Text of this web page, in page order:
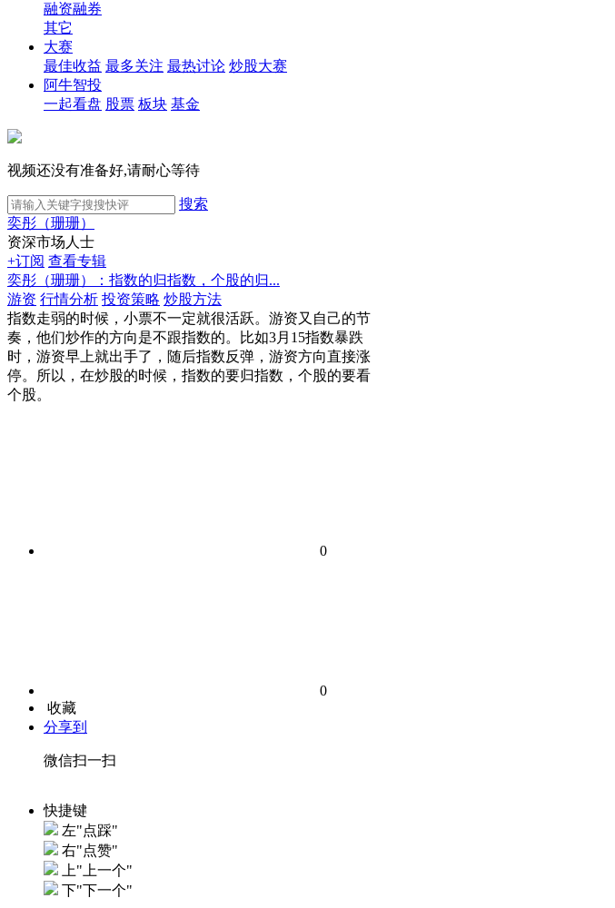
融资融券
其它
大赛
最佳收益 最多关注 最热讨论 炒股大赛
阿牛智投
一起看盘 股票 板块 基金
视频还没有准备好,请耐心等待
搜索
奕彤（珊珊）
资深市场人士
+订阅 查看专辑
奕彤（珊珊）：指数的归指数，个股的归...
游资 行情分析 投资策略 炒股方法
指数走弱的时候，小票不一定就很活跃。游资又自己的节
奏，他们炒作的方向是不跟指数的。比如3月15指数暴跌
时，游资早上就出手了，随后指数反弹，游资方向直接涨
停。所以，在炒股的时候，指数的要归指数，个股的要看
个股。
0
0
收藏
分享到
微信扫一扫
快捷键
左"点踩"
右"点赞"
上"上一个"
下"下一个"